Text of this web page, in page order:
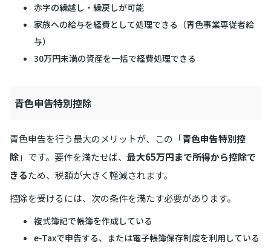
赤字の繰越し・繰戻しが可能
家族への給与を経費として処理できる（青色事業専従者給
与）
30万円未満の資産を一括で経費処理できる
青色申告特別控除
青色申告を行う最大のメリットが、この「青色申告特別控
除」です。要件を満たせば、 最大65万円まで所得から控除で
きるため、税額が大きく軽減されます。
控除を受けるには、次の条件を満たす必要があります。
複式簿記で帳簿を作成している
e-Taxで申告する、または電子帳簿保存制度を利用している